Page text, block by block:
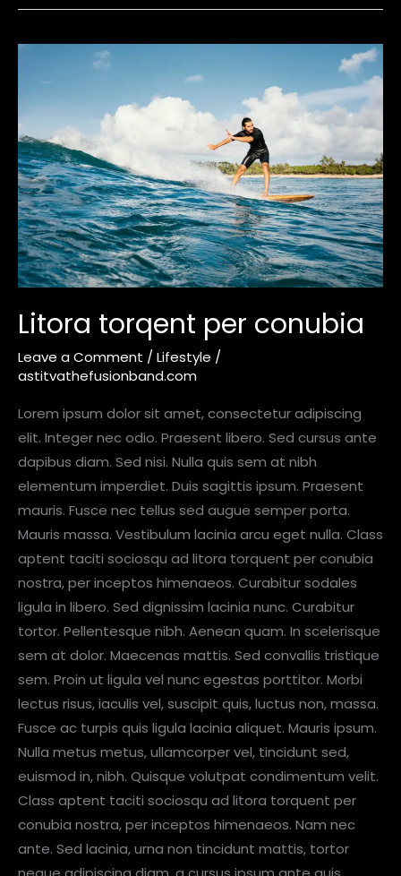
Litora torqent per conubia
Leave a Comment / Lifestyle /
astitvathefusionband.com
Lorem ipsum dolor sit amet, consectetur adipiscing
elit. Integer nec odio. Praesent libero. Sed cursus ante
dapibus diam. Sed nisi. Nulla quis sem at nibh
elementum imperdiet. Duis sagittis ipsum. Praesent
mauris. Fusce nec tellus sed augue semper porta.
Mauris massa. Vestibulum lacinia arcu eget nulla. Class
aptent taciti sociosqu ad litora torquent per conubia
nostra, per inceptos himenaeos. Curabitur sodales
ligula in libero. Sed dignissim lacinia nunc. Curabitur
tortor. Pellentesque nibh. Aenean quam. In scelerisque
sem at dolor. Maecenas mattis. Sed convallis tristique
sem. Proin ut ligula vel nunc egestas porttitor. Morbi
lectus risus, iaculis vel, suscipit quis, luctus non, massa.
Fusce ac turpis quis ligula lacinia aliquet. Mauris ipsum.
Nulla metus metus, ullamcorper vel, tincidunt sed,
euismod in, nibh. Quisque volutpat condimentum velit.
Class aptent taciti sociosqu ad litora torquent per
conubia nostra, per inceptos himenaeos. Nam nec
ante. Sed lacinia, urna non tincidunt mattis, tortor
torqent
conubia